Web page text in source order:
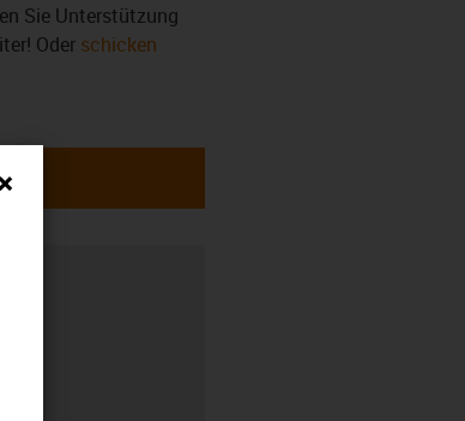
Sie Unterstützung
Oder schicken